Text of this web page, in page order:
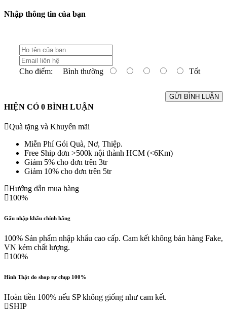
Nhập thông tin của bạn
Cho điểm: Bình thường Tốt
GỬI BÌNH LUẬN
HIỆN CÓ 0 BÌNH LUẬN
Quà tặng và Khuyến mãi
Miễn Phí Gói Quà, Nơ, Thiệp.
Free Ship đơn >500k nội thành HCM (<6Km)
Giảm 5% cho đơn trên 3tr
Giảm 10% cho đơn trên 5tr
Hướng dẫn mua hàng
100%
Gấu nhập khẩu chính hãng
100% Sản phẩm nhập khẩu cao cấp. Cam kết không bán hàng Fake,
VN kém chất lượng.
100%
Hình Thật do shop tự chụp 100%
Hoàn tiền 100% nếu SP không giống như cam kết.
SHIP